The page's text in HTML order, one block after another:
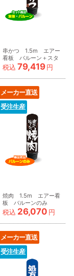
串かつ 1.5m エアー
看板 バルーン＋スタ
ンド
AR090045IN
税込 79,419 円
メーカー直送
受注生産
焼肉 1.5m エアー看
板 バルーンのみ
AR090046IN_C
税込 26,070 円
メーカー直送
受注生産